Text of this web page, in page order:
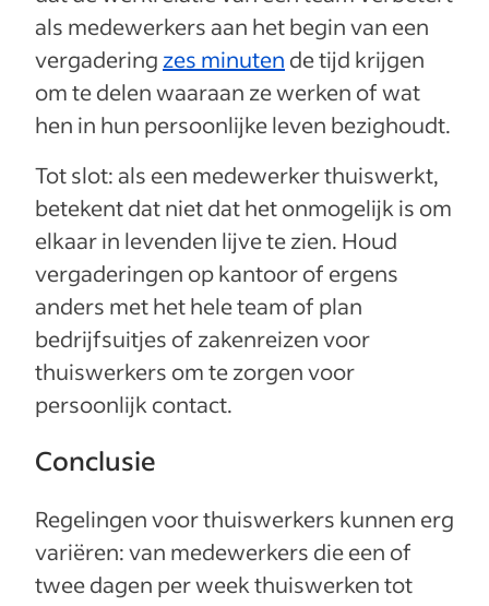
als medewerkers aan het begin van een
vergadering zes minuten de tijd krijgen
om te delen waaraan ze werken of wat
hen in hun persoonlijke leven bezighoudt.
Tot slot: als een medewerker thuiswerkt,
betekent dat niet dat het onmogelijk is om
elkaar in levenden lijve te zien. Houd
vergaderingen op kantoor of ergens
anders met het hele team of plan
bedrijfsuitjes of zakenreizen voor
thuiswerkers om te zorgen voor
persoonlijk contact.
Conclusie
Regelingen voor thuiswerkers kunnen erg
variëren: van medewerkers die een of
twee dagen per week thuiswerken tot